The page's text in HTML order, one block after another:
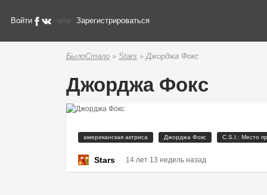
Войти или Зарегистрироваться
БылоСтало » Stars » Джорджа Фокс
Джорджа Фокс
американская актриса Джорджа Фокс C.S.I.: Место
Stars 14 лет 13 недель назад